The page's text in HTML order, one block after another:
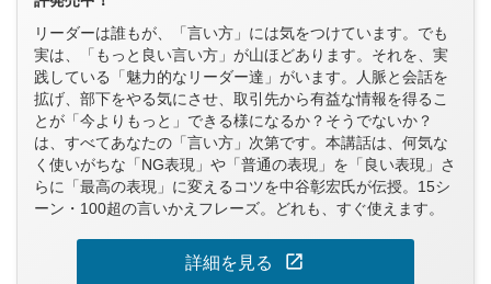
リーダーは誰もが、「言い方」には気をつけています。でも
実は、「もっと良い言い方」が山ほどあります。それを、実
践している「魅力的なリーダー達」がいます。人脈と会話を
拡げ、部下をやる気にさせ、取引先から有益な情報を得るこ
とが「今よりもっと」できる様になるか？そうでないか？
は、すべてあなたの「言い方」次第です。本講話は、何気な
く使いがちな「NG表現」や「普通の表現」を「良い表現」さ
らに「最高の表現」に変えるコツを中谷彰宏氏が伝授。15シ
ーン・100超の言いかえフレーズ。どれも、すぐ使えます。
詳細を見る open_in_new